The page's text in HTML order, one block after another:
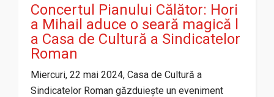
Concertul Pianului Călător: Hori
a Mihail aduce o seară magică l
a Casa de Cultură a Sindicatelor
Roman
Miercuri, 22 mai 2024, Casa de Cultură a
Sindicatelor Roman găzduiește un eveniment